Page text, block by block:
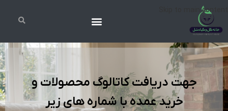
Skip to main content
جهت دریافت کاتالوگ محصولات و
خرید عمده با شماره های زیر